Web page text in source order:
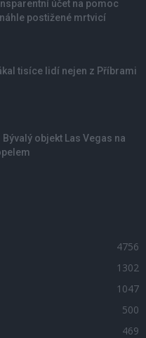
účet na pomoc
postižené mrtvicí
tisíce lidí nejen z Příbrami
Bývalý objekt Las Vegas na
4756
1302
1047
500
469